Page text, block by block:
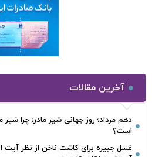
آخرین مقالات
دهم مرداد؛ روز جهانی شیر مادر؛ چرا شیر
است؟
غسل جبیره برای کاشت ناخن از نظر آیت